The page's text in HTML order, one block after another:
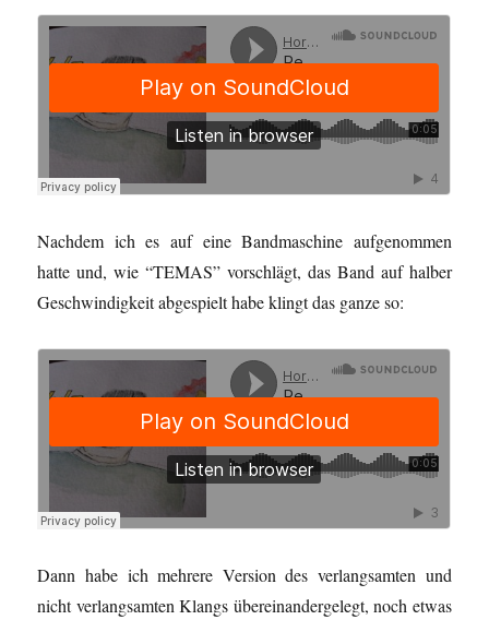
Nachdem ich es auf eine Bandmaschine aufgenommen
hatte und, wie “TEMAS” vorschlägt, das Band auf halber
Geschwindigkeit abgespielt habe klingt das ganze so:
Dann habe ich mehrere Version des verlangsamten und
nicht verlangsamten Klangs übereinandergelegt, noch etwas